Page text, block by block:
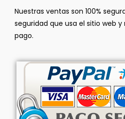
Nuestras ventas son 100%
seguridad que usa el sitio web
pago.